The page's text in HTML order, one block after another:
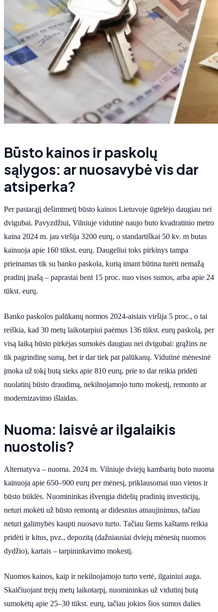
Būsto kainos ir paskolų
sąlygos: ar nuosavybė vis dar
atsiperka?
Per pastarąjį dešimtmetį būsto kainos Lietuvoje ūgtelėjo daugiau nei
dvigubai. Pavyzdžiui, Vilniuje vidutinė naujo buto kvadratinio metro
kaina 2024 m. jau viršija 3200 eurų, o standartiškai 50 kv. m butas
kainuoja apie 160 tūkst. eurų. Daugeliui toks pirkinys tampa
prieinamas tik su banko paskola, kurią imant būtina turėti nemažą
pradinį įnašą – paprastai bent 15 proc. nuo visos sumos, arba apie 24
tūkst. eurų.
Banko paskolos palūkanų normos 2024-aisiais viršija 5 proc., o tai
reiškia, kad 30 metų laikotarpiui paėmus 136 tūkst. eurų paskolą, per
visą laiką būsto pirkėjas sumokės daugiau nei dvigubai: grąžins ne
tik pagrindinę sumą, bet ir dar tiek pat palūkanų. Vidutinė mėnesinė
įmoka už tokį butą sieks apie 810 eurų, prie to dar reikia pridėti
nuolatinį būsto draudimą, nekilnojamojo turto mokestį, remonto ar
modernizavimo išlaidas.
Nuoma: laisvė ar ilgalaikis
nuostolis?
Alternatyva – nuoma. 2024 m. Vilniuje dviejų kambarių buto nuoma
kainuoja apie 650–900 eurų per mėnesį, priklausomai nuo vietos ir
būsto būklės. Nuomininkas išvengia didelių pradinių investicijų,
neturi mokėti už būsto remontą ar didesnius atnaujinimus, tačiau
neturi galimybės kaupti nuosavo turto. Tačiau šiems kaštams reikia
pridėti ir kitus, pvz., depozitą (dažniausiai dviejų mėnesių nuomos
dydžio), kartais – tarpininkavimo mokestį.
Nuomos kainos, kaip ir nekilnojamojo turto vertė, ilgainiui auga.
Skaičiuojant trejų metų laikotarpį, nuomininkas už vidutinį butą
sumokėtų apie 25–30 tūkst. eurų, tačiau jokios šios sumos dalies